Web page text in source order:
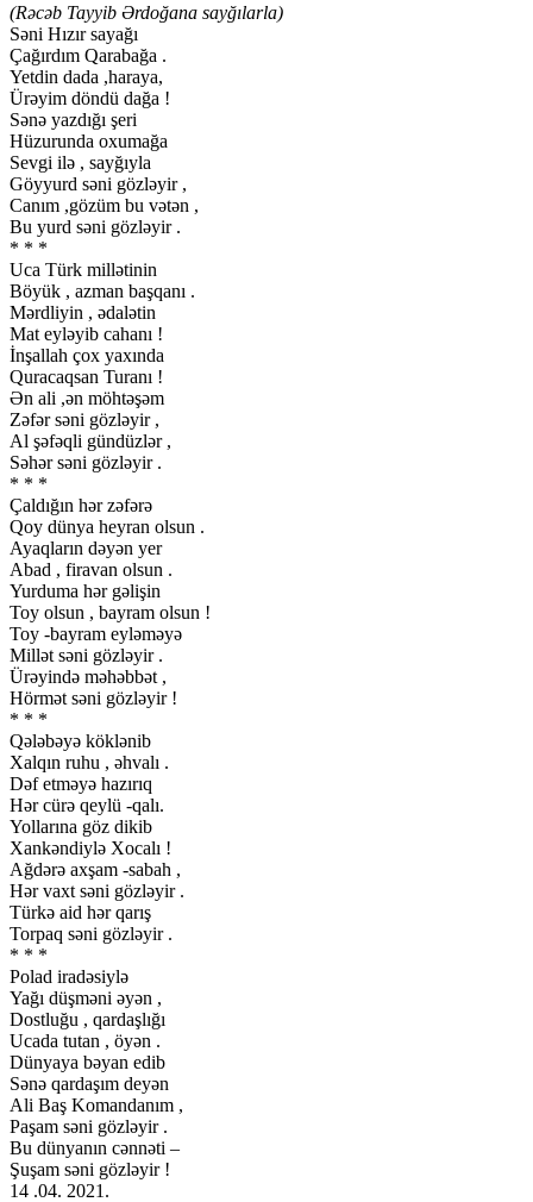
(Rəcəb Tayyib Ərdoğana sayğılarla)
Səni Hızır sayağı
Çağırdım Qarabağa .
Yetdin dada ,haraya,
Ürəyim döndü dağa !
Sənə yazdığı şeri
Hüzurunda oxumağa
Sevgi ilə , sayğıyla
Göyyurd səni gözləyir ,
Canım ,gözüm bu vətən ,
Bu yurd səni gözləyir .
* * *
Uca Türk millətinin
Böyük , azman başqanı .
Mərdliyin , ədalətin
Mat eyləyib cahanı !
İnşallah çox yaxında
Quracaqsan Turanı !
Ən ali ,ən möhtəşəm
Zəfər səni gözləyir ,
Al şəfəqli gündüzlər ,
Səhər səni gözləyir .
* * *
Çaldığın hər zəfərə
Qoy dünya heyran olsun .
Ayaqların dəyən yer
Abad , firavan olsun .
Yurduma hər gəlişin
Toy olsun , bayram olsun !
Toy -bayram eyləməyə
Millət səni gözləyir .
Ürəyində məhəbbət ,
Hörmət səni gözləyir !
* * *
Qələbəyə köklənib
Xalqın ruhu , əhvalı .
Dəf etməyə hazırıq
Hər cürə qeylü -qalı.
Yollarına göz dikib
Xankəndiylə Xocalı !
Ağdərə axşam -sabah ,
Hər vaxt səni gözləyir .
Türkə aid hər qarış
Torpaq səni gözləyir .
* * *
Polad iradəsiylə
Yağı düşməni əyən ,
Dostluğu , qardaşlığı
Ucada tutan , öyən .
Dünyaya bəyan edib
Sənə qardaşım deyən
Ali Baş Komandanım ,
Paşam səni gözləyir .
Bu dünyanın cənnəti –
Şuşam səni gözləyir !
14 .04. 2021.